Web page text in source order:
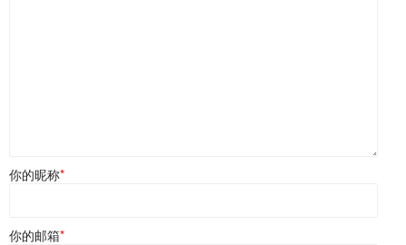
你的昵称*
你的邮箱*